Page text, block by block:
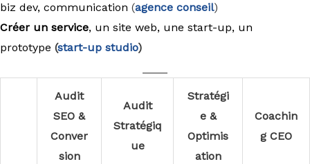
biz dev, communication (agence conseil)
Créer un service, un site web, une start-up, un
prototype (start-up studio)
Audit
SEO &
Conver
sion
Audit
Stratégiq
ue
Stratégi
e &
Optimis
ation
Coachin
g CEO